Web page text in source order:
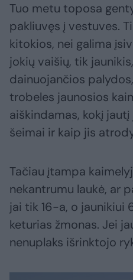
Tuo metu toposa
pakliuvęs į vestuves.
kitokios, nei galima
jokių vaišių, tik
dainuojančios
trobeles jaunosios
aiškindamas, kokį
šeimai ir kaip jis
Tačiau įtampa
nekantrumu laukė, ar
jai tik 16-a, o jaunikiui
keturias žmonas. Jei
nenuplaks išrinktojo